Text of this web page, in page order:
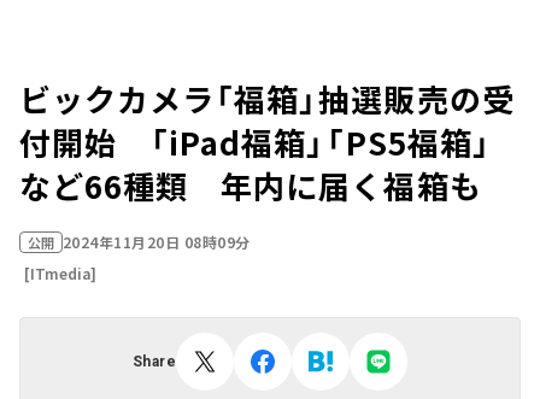
ビックカメラ「福箱」抽選販売の受
付開始 「iPad福箱」「PS5福箱」
など66種類 年内に届く福箱も
公開 2024年11月20日 08時09分
[ITmedia]
Share